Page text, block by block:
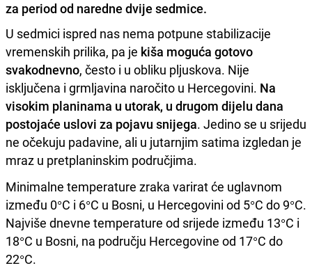
za period od naredne dvije sedmice.
U sedmici ispred nas nema potpune stabilizacije
vremenskih prilika, pa je kiša moguća gotovo
svakodnevno, često i u obliku pljuskova. Nije
isključena i grmljavina naročito u Hercegovini. Na
visokim planinama u utorak, u drugom dijelu dana
postojaće uslovi za pojavu snijega. Jedino se u srijedu
ne očekuju padavine, ali u jutarnjim satima izgledan je
mraz u pretplaninskim područjima.
Minimalne temperature zraka varirat će uglavnom
između 0°C i 6°C u Bosni, u Hercegovini od 5°C do 9°C.
Najviše dnevne temperature od srijede između 13°C i
18°C u Bosni, na području Hercegovine od 17°C do
22°C.